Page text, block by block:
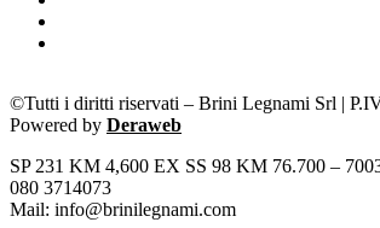
©Tutti i diritti riservati – Brini Legnami Srl |
Powered by Deraweb
SP 231 KM 4,600 EX SS 98 KM 76.700 –
080 3714073
Mail: info@brinilegnami.com